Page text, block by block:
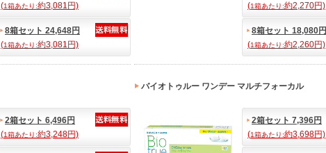
(1箱あたり:約3,081円)
8箱セット 24,648円
(1箱あたり:約3,081円)
(1箱あたり:約2,270円)
8箱セット 18,080円
(1箱あたり:約2,260円)
2箱セット 6,496円
(1箱あたり:約3,248円)
バイオトゥルー ワンデー マルチフォーカル
2箱セット 7,396円
(1箱あたり:約3,698円)